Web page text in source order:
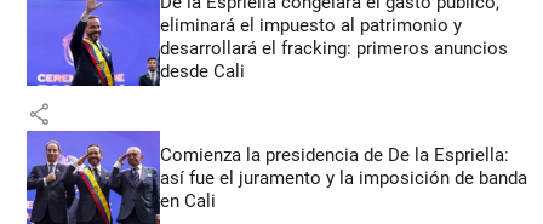
eliminará el impuesto al patrimonio y
desarrollará el fracking: primeros anuncios
desde Cali
share
Comienza la presidencia de De la Espriella:
así fue el juramento y la imposición de banda
en Cali